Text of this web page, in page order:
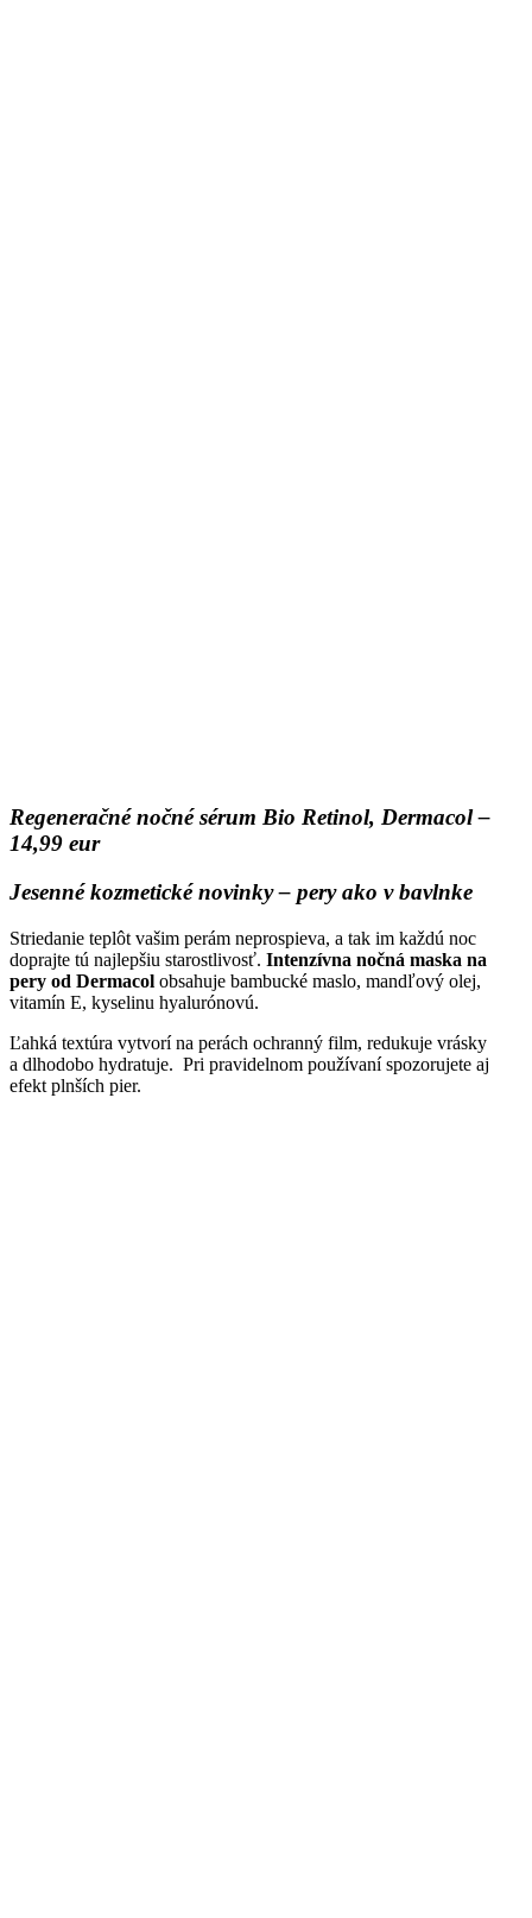
Regeneračné nočné sérum Bio Retinol, Dermacol –
14,99 eur
Jesenné kozmetické novinky – pery ako v bavlnke
Striedanie teplôt vašim perám neprospieva, a tak im každú noc
doprajte tú najlepšiu starostlivosť. Intenzívna nočná maska na
pery od Dermacol obsahuje bambucké maslo, mandľový olej,
vitamín E, kyselinu hyalurónovú.
Ľahká textúra vytvorí na perách ochranný film, redukuje vrásky
a dlhodobo hydratuje. Pri pravidelnom používaní spozorujete aj
efekt plnších pier.